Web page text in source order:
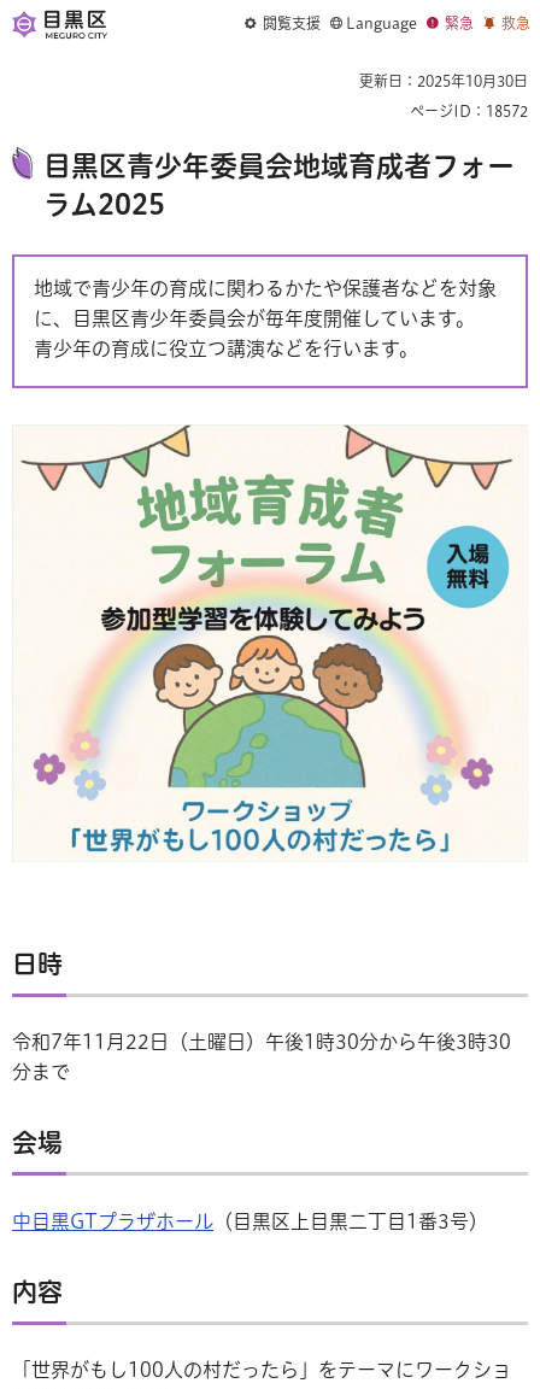
閲覧支援 Language 緊急 救急
更新日：2025年10月30日
ページID：18572
目黒区青少年委員会地域育成者フォー
ラム2025
地域で青少年の育成に関わるかたや保護者などを対象
に、目黒区青少年委員会が毎年度開催しています。
青少年の育成に役立つ講演などを行います。
日時
令和7年11月22日（土曜日）午後1時30分から午後3時30
分まで
会場
中目黒GTプラザホール （目黒区上目黒二丁目1番3号）
内容
「世界がもし100人の村だったら」をテーマにワークショ